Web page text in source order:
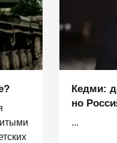
Кедми:
но
...